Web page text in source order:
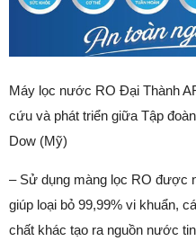
Máy lọc nước RO Đại Thành
cứu và phát triển giữa Tập
Dow (Mỹ)
– Sử dụng màng lọc RO được
giúp loại bỏ 99,99% vi khuẩn,
chất khác tạo ra nguồn nước